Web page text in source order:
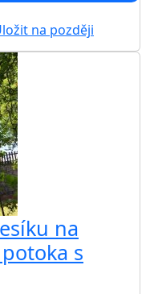
na později
na
s